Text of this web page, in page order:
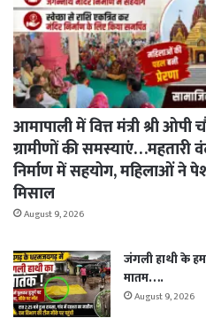
आमापाली में वित्त मंत्री श्री
ग्रामीणों की समस्याएं…महतारी
निर्माण में सहयोग, महिलाओं ने
मिसाल
August 9, 2026
जंगली हाथी के
मातम….
August 9, 2026